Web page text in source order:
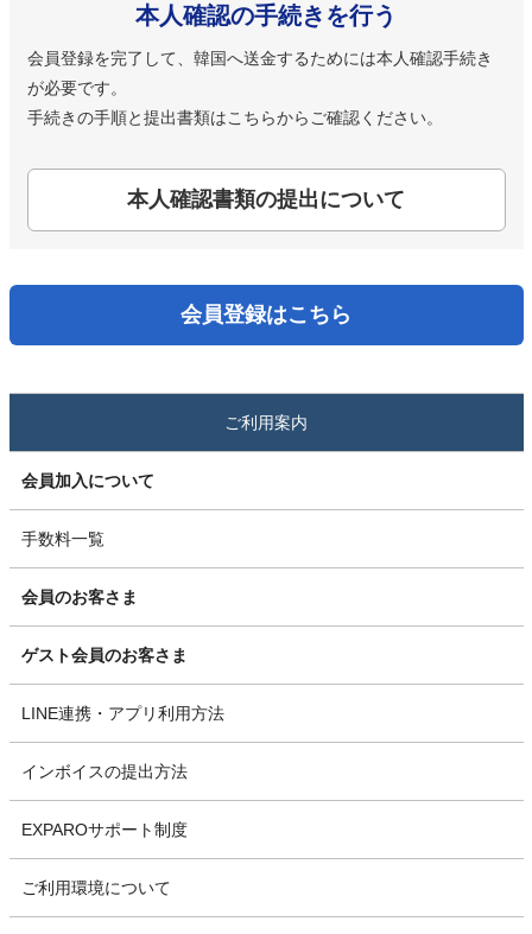
本人確認の手続きを行う
会員登録を完了して、韓国へ送金するためには本人確認手続き
が必要です。
手続きの手順と提出書類はこちらからご確認ください。
本人確認書類の提出について
会員登録はこちら
ご利用案内
会員加入について
手数料一覧
会員のお客さま
ゲスト会員のお客さま
LINE連携・アプリ利用方法
インボイスの提出方法
EXPAROサポート制度
ご利用環境について